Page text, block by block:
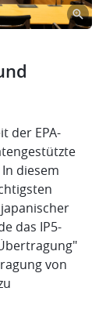
der EPA-
diesem
das IP5-
von